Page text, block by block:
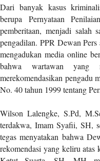
k
_
a
r
t
=
s
e
l
f
Dari banyak kasus
berupa Pernyataan
pemberitaan, menjadi
pengadilan. PPR Dewan
mengadukan media online
bahwa wartawan yang
merekomendasikan pengadu
No. 40 tahun 1999 tentang
Wilson Lalengke, S.Pd,
terdakwa, Imam Syafii, SH,
tegas menyatakan bahwa
rekomendasi yang keliru